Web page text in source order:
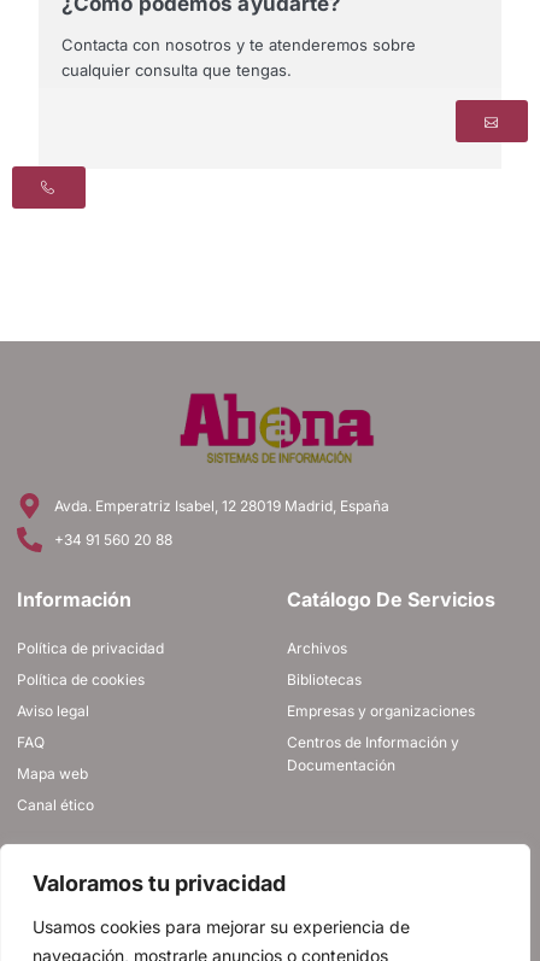
Valoramos tu privacidad
Usamos cookies para mejorar su experiencia de
navegación, mostrarle anuncios o contenidos
Contacta con nosotros y te atenderemos sobre
cualquier consulta que tengas.
Avda. Emperatriz Isabel, 12 28019 Madrid, España
+34 91 560 20 88
Información
Política de privacidad
Política de cookies
Aviso legal
FAQ
Mapa web
Canal ético
Catálogo De Servicios
Archivos
Bibliotecas
Empresas y organizaciones
Centros de Información y
Documentación
ÚNETE A NOSOTROS